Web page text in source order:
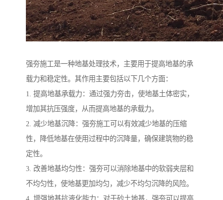
强夯施工是一种地基处理技术，主要用于提高地基的承
载力和稳定性。其作用主要包括以下几个方面：
1. 提高地基承载力：通过强力夯击，使地基土体密实，
增加其抗压强度，从而提高地基的承载力。
2. 减少地基沉降：强夯施工可以有效减少地基的压缩
性，降低地基在使用过程中的沉降量，确保建筑物的稳
定性。
3. 改善地基均匀性：强夯可以消除地基中的软弱夹层和
不均匀性，使地基更加均匀，减少不均匀沉降的风险。